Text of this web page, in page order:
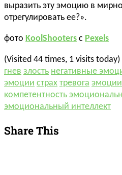
выразить эту эмоцию в
отрегулировать ее?».
фото KoolShooters с Pexels
(Visited 44 times, 1 visits today)
гнев злость негативные
эмоции страх тревога эмоции
компетентность
эмоциональный интеллект
Share This